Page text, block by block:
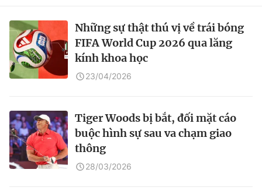
Những sự thật thú vị về trái bóng
FIFA World Cup 2026 qua lăng
kính khoa học
23/04/2026
Tiger Woods bị bắt, đối mặt cáo
buộc hình sự sau va chạm giao
thông
28/03/2026